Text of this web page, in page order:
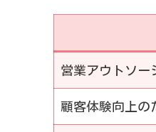
営業アウトソー
顧客体験向上の